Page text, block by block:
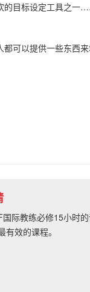
的目标设定工具之一
都可以提供一些东西
际教练必修15小时
效的课程。